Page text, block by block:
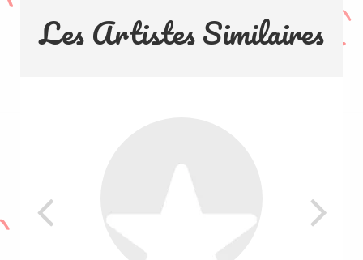
Les Artistes Similaires